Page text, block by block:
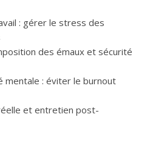
: gérer le stress des
des émaux et sécurité
mentale : éviter le burnout
et entretien post-